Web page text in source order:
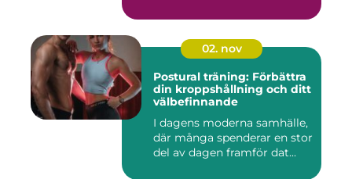
02. nov
Postural träning: Förbättra
din kroppshållning och ditt
välbefinnande
I dagens moderna samhälle,
där många spenderar en stor
del av dagen framför dat...